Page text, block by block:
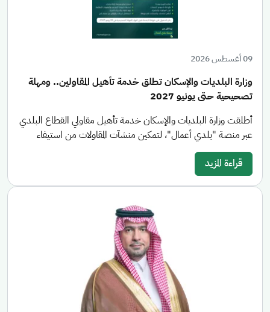
09 أغسطس 2026
وزارة البلديات والإسكان تطلق خدمة تأهيل المقاولين.. ومهلة
تصحيحية حتى يونيو 2027
أطلقت وزارة البلديات والإسكان خدمة تأهيل مقاولي القطاع البلدي
عبر منصة "بلدي أعمال"، لتمكين منشآت المقاولات من استيفاء
قراءة المزيد